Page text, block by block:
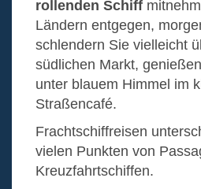
rollenden Schiff
Ländern entgegen,
schlendern Sie vielleicht
südlichen Markt,
unter blauem Himmel im
Straßencafé.
Frachtschiffreisen
vielen Punkten von
Kreuzfahrtschiffen.